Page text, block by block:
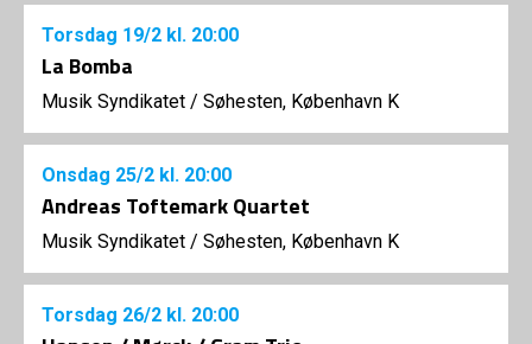
Torsdag 19/2 kl. 20:00
La Bomba
Musik Syndikatet / Søhesten, København K
Onsdag 25/2 kl. 20:00
Andreas Toftemark Quartet
Musik Syndikatet / Søhesten, København K
Torsdag 26/2 kl. 20:00